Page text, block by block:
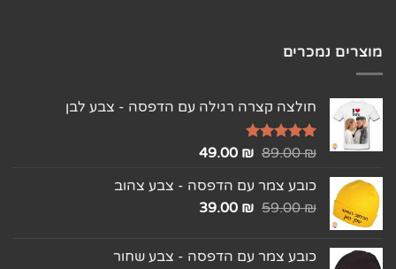
מוצרים נמכרים
חולצה קצרה רגילה עם הדפסה - צבע לבן
דורג5.00
89.00₪
49.00 ₪
כובע צמר עם הדפסה - צבע צהוב
59.00₪
39.00 ₪
כובע צמר עם הדפסה - צבע שחור